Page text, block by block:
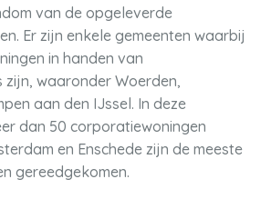
van de opgeleverde
Er zijn enkele gemeenten waarbij
in handen van
waaronder Woerden,
aan den IJssel. In deze
dan 50 corporatiewoningen
en Enschede zijn de meeste
gereedgekomen.